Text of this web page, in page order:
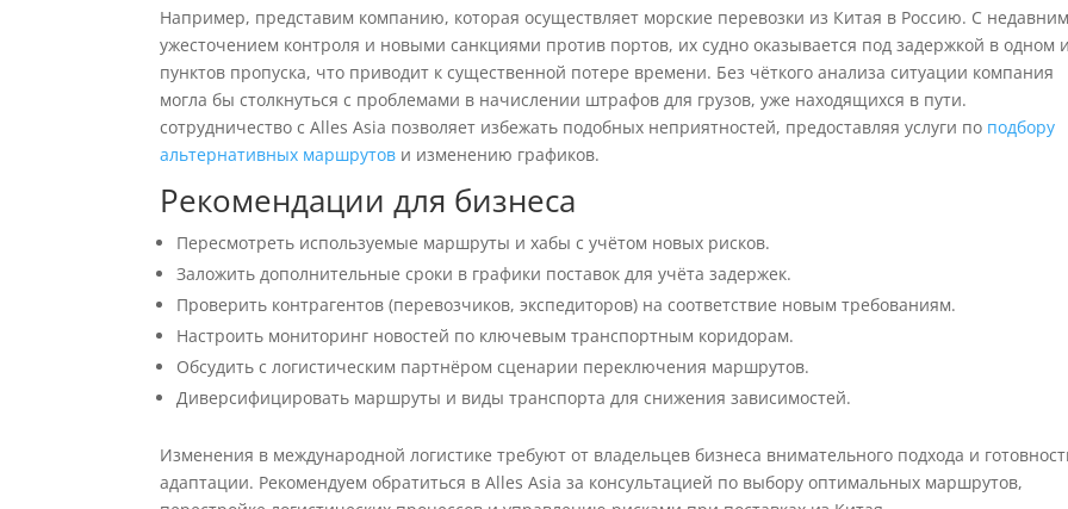
Например, представим компанию, которая осуществляет морские перевозки из Китая в Россию. С недавним
ужесточением контроля и новыми санкциями против портов, их судно оказывается под задержкой в одном
пунктов пропуска, что приводит к существенной потере времени. Без чёткого анализа ситуации компания
могла бы столкнуться с проблемами в начислении штрафов для грузов, уже находящихся в пути.
сотрудничество с Alles Asia позволяет избежать подобных неприятностей, предоставляя услуги по подбору
альтернативных маршрутов и изменению графиков.
Рекомендации для бизнеса
Пересмотреть используемые маршруты и хабы с учётом новых рисков.
Заложить дополнительные сроки в графики поставок для учёта задержек.
Проверить контрагентов (перевозчиков, экспедиторов) на соответствие новым требованиям.
Настроить мониторинг новостей по ключевым транспортным коридорам.
Обсудить с логистическим партнёром сценарии переключения маршрутов.
Диверсифицировать маршруты и виды транспорта для снижения зависимостей.
Изменения в международной логистике требуют от владельцев бизнеса внимательного подхода и
адаптации. Рекомендуем обратиться в Alles Asia за консультацией по выбору оптимальных маршрутов,